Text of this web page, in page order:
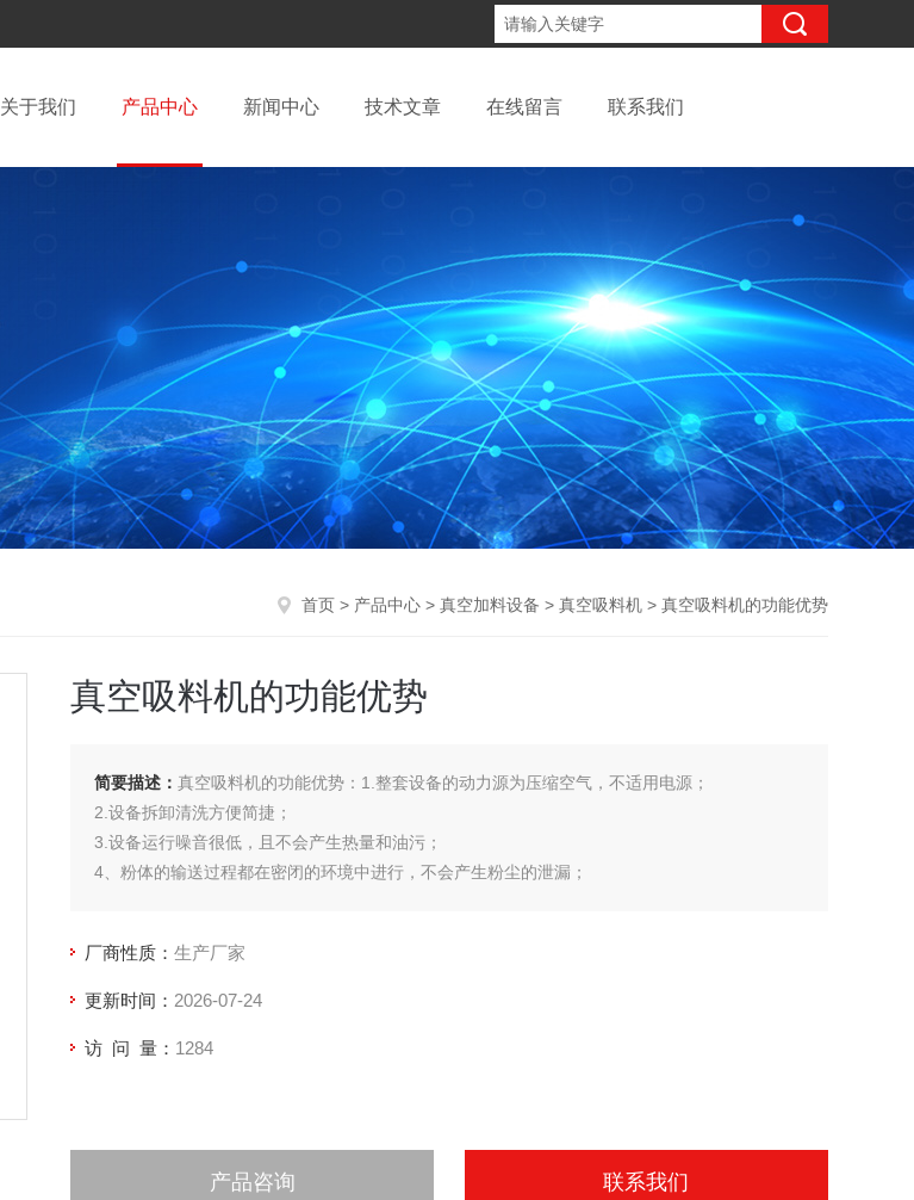
关于我们 产品中心 新闻中心 技术文章 在线留言 联系我们
首页 > 产品中心 > 真空加料设备 > 真空吸料机 > 真空吸料机的功能优势
真空吸料机的功能优势
简要描述： 真空吸料机的功能优势：1.整套设备的动力源为压缩空气，不适用电源；
2.设备拆卸清洗方便简捷；
3.设备运行噪音很低，且不会产生热量和油污；
4、粉体的输送过程都在密闭的环境中进行，不会产生粉尘的泄漏；
厂商性质： 生产厂家
更新时间： 2026-07-24
访 问 量： 1284
产品咨询 联系我们